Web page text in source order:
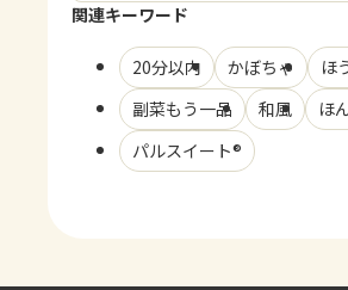
関連キーワード
20分以内 かぼちゃ
ほ
副菜もう一品
和風
ほ
パルスイート®